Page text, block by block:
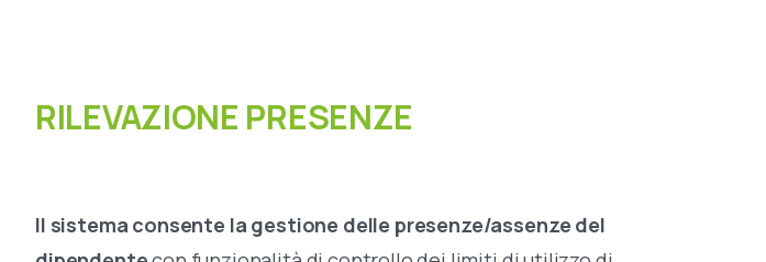
RILEVAZIONE PRESENZE
Il sistema consente la gestione delle presenze/assenze del